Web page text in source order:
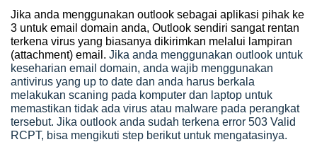
Jika anda menggunakan outlook sebagai aplikasi pihak ke
3 untuk email domain anda, Outlook sendiri sangat rentan
terkena virus yang biasanya dikirimkan melalui lampiran
(attachment) email. Jika anda menggunakan outlook untuk
keseharian email domain, anda wajib menggunakan
antivirus yang up to date dan anda harus berkala
melakukan scaning pada komputer dan laptop untuk
memastikan tidak ada virus atau malware pada perangkat
tersebut. Jika outlook anda sudah terkena error 503 Valid
RCPT, bisa mengikuti step berikut untuk mengatasinya.